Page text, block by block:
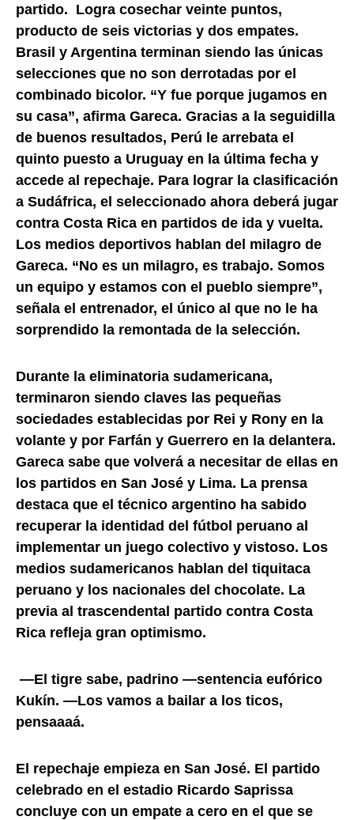
partido. Logra cosechar veinte puntos,
producto de seis victorias y dos empates.
Brasil y Argentina terminan siendo las únicas
selecciones que no son derrotadas por el
combinado bicolor. “Y fue porque jugamos en
su casa”, afirma Gareca. Gracias a la seguidilla
de buenos resultados, Perú le arrebata el
quinto puesto a Uruguay en la última fecha y
accede al repechaje. Para lograr la clasificación
a Sudáfrica, el seleccionado ahora deberá jugar
contra Costa Rica en partidos de ida y vuelta.
Los medios deportivos hablan del milagro de
Gareca. “No es un milagro, es trabajo. Somos
un equipo y estamos con el pueblo siempre”,
señala el entrenador, el único al que no le ha
sorprendido la remontada de la selección.
Durante la eliminatoria sudamericana,
terminaron siendo claves las pequeñas
sociedades establecidas por Rei y Rony en la
volante y por Farfán y Guerrero en la delantera.
Gareca sabe que volverá a necesitar de ellas en
los partidos en San José y Lima. La prensa
destaca que el técnico argentino ha sabido
recuperar la identidad del fútbol peruano al
implementar un juego colectivo y vistoso. Los
medios sudamericanos hablan del tiquitaca
peruano y los nacionales del chocolate. La
previa al trascendental partido contra Costa
Rica refleja gran optimismo.
—El tigre sabe, padrino —sentencia eufórico
Kukín. —Los vamos a bailar a los ticos,
pensaaaá.
El repechaje empieza en San José. El partido
celebrado en el estadio Ricardo Saprissa
concluye con un empate a cero en el que se